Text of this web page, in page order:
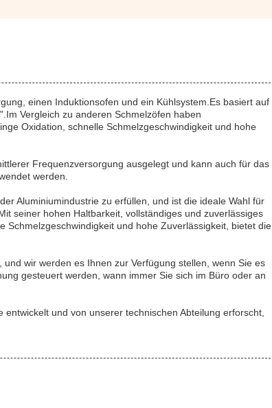
einen Induktionsofen und ein Kühlsystem.Es basiert auf
Vergleich zu anderen Schmelzöfen haben
Oxidation, schnelle Schmelzgeschwindigkeit und hohe
Frequenzversorgung ausgelegt und kann auch für das
werden.
Aluminiumindustrie zu erfüllen, und ist die ideale Wahl für
seiner hohen Haltbarkeit, vollständiges und zuverlässiges
Schmelzgeschwindigkeit und hohe Zuverlässigkeit, bietet die
wir werden es Ihnen zur Verfügung stellen, wenn Sie es
gesteuert werden, wann immer Sie sich im Büro oder an
und von unserer technischen Abteilung erforscht,